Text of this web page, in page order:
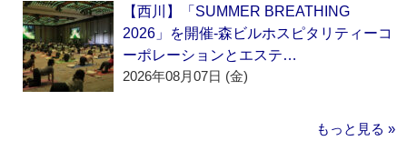
【西川】「SUMMER BREATHING
2026」を開催‐森ビルホスピタリティーコ
ーポレーションとエステ…
2026年08月07日 (金)
もっと見る »